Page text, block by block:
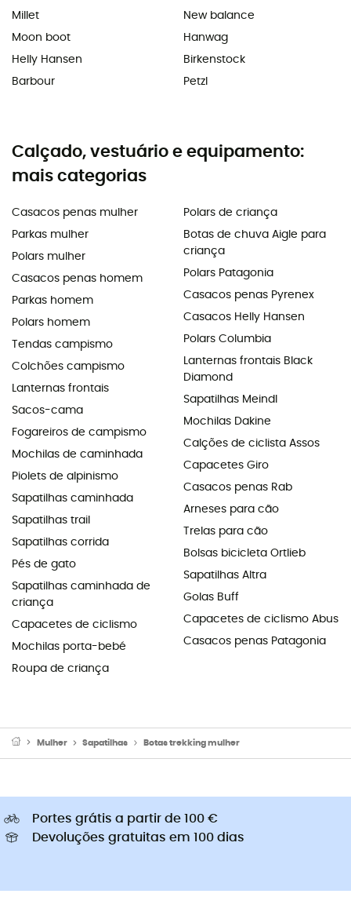
Millet
Moon boot
Helly Hansen
Barbour
New balance
Hanwag
Birkenstock
Petzl
Calçado, vestuário e equipamento:
mais categorias
Casacos penas mulher
Parkas mulher
Polars mulher
Casacos penas homem
Parkas homem
Polars homem
Tendas campismo
Colchões campismo
Lanternas frontais
Sacos-cama
Fogareiros de campismo
Mochilas de caminhada
Piolets de alpinismo
Sapatilhas caminhada
Sapatilhas trail
Sapatilhas corrida
Pés de gato
Sapatilhas caminhada de
criança
Capacetes de ciclismo
Mochilas porta-bebé
Roupa de criança
Polars de criança
Botas de chuva Aigle para
criança
Polars Patagonia
Casacos penas Pyrenex
Casacos Helly Hansen
Polars Columbia
Lanternas frontais Black
Diamond
Sapatilhas Meindl
Mochilas Dakine
Calções de ciclista Assos
Capacetes Giro
Casacos penas Rab
Arneses para cão
Trelas para cão
Bolsas bicicleta Ortlieb
Sapatilhas Altra
Golas Buff
Capacetes de ciclismo Abus
Casacos penas Patagonia
Mulher Sapatilhas Botas trekking mulher
Portes grátis a partir de 100 €
Devoluções gratuitas em 100 dias